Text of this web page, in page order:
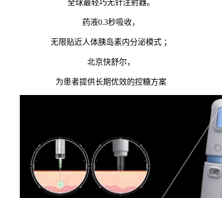
全球最轻巧无针注射器。
药液0.3秒吸收，
无限贴近人体胰岛素内分泌模式 ；
北京快舒尔，
为患者提供长期优效的控糖方案